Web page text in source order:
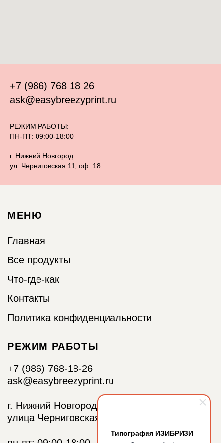
Типография ИЗИБРИЗИ
+7 (986) 768 18 26
ask@easybreezyprint.ru
РЕЖИМ РАБОТЫ:
ПН-ПТ: 09:00-18:00
г. Нижний Новгород,
ул. Черниговская 11, оф. 18